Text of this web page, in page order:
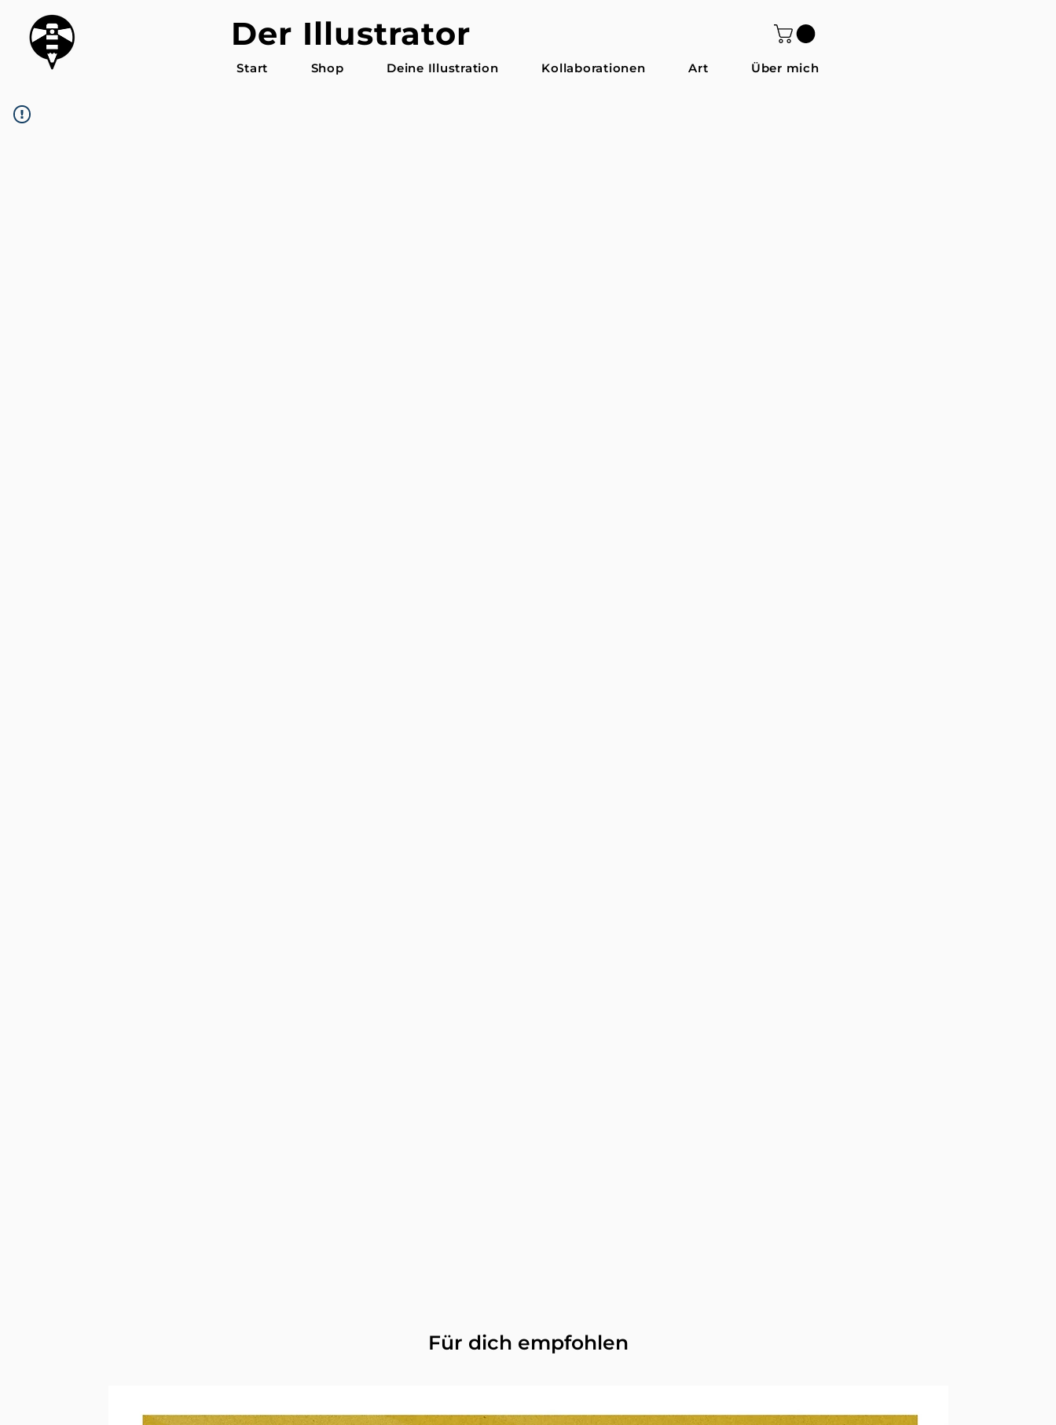
Der Illustrator
Start Shop Deine Illustration Kollaborationen Art Über mich
Für dich empfohlen